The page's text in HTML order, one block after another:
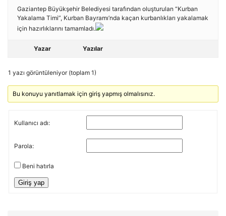
Gaziantep Büyükşehir Belediyesi tarafından oluşturulan “Kurban
Yakalama Timi”, Kurban Bayramı’nda kaçan kurbanlıkları yakalamak
için hazırlıklarını tamamladı.
Yazar Yazılar
1 yazı görüntüleniyor (toplam 1)
Bu konuyu yanıtlamak için giriş yapmış olmalısınız.
Kullanıcı adı:
Parola:
Beni hatırla
Giriş yap